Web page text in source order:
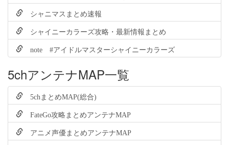
シャニマスまとめ速報
シャイニーカラーズ攻略・最新情報まとめ
note #アイドルマスターシャイニーカラーズ
5chアンテナMAP一覧
5chまとめMAP(総合)
FateGo攻略まとめアンテナMAP
アニメ声優まとめアンテナMAP